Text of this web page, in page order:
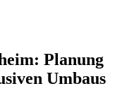
Planung
Umbaus